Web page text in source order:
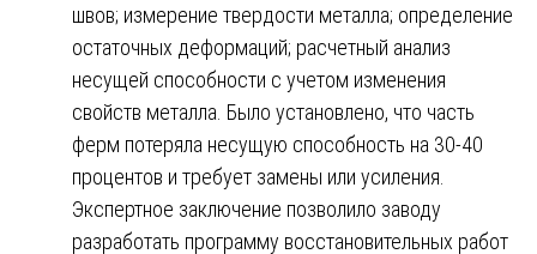
швов; измерение твердости металла; определение
остаточных деформаций; расчетный анализ
несущей способности с учетом изменения
свойств металла. Было установлено, что часть
ферм потеряла несущую способность на 30-40
процентов и требует замены или усиления.
Экспертное заключение позволило заводу
разработать программу восстановительных работ